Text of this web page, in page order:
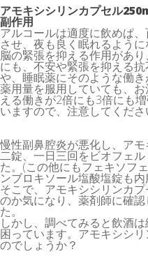
アモキシシリンカプセル
副作用
アルコールは適度に飲めぱ
させ、夜も良く眠れるよう
脳の緊張を抑える作用があ
にも、不安や緊張を抑える
や、睡眠薬にそのような働
薬用量を服用していても、
える働きが2倍にも3倍にも
いますので、注意してくださ
慢性副鼻腔炎が悪化し、ア
二錠、一日三回をビオフェ
た。(この他にもフェキソフ
ンブロキソール塩酸塩錠も
そこで、アモキシシリンカ
のか気になり、薬剤師に確
た。
しかし、調べてみると飲酒
困っています。アモキシシ
のでしょうか？